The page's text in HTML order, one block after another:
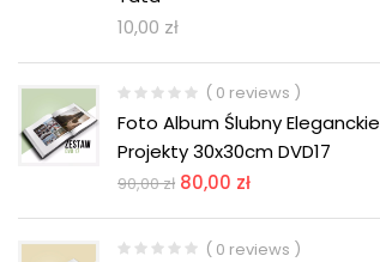
10,00 zł
( 0 reviews )
Foto Album Ślubny Eleganckie
Projekty 30x30cm DVD17
90,00zł 80,00 zł
( 0 reviews )